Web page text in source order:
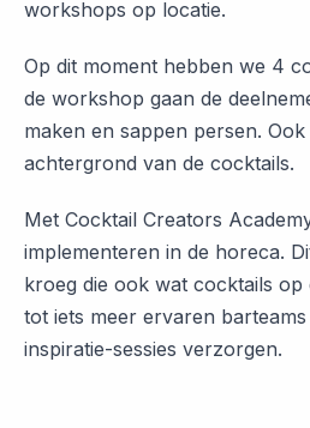
workshops op locatie.
Op dit moment hebben we 4
de workshop gaan de
maken en sappen persen.
achtergrond van de cocktails.
Met Cocktail Creators
implementeren in de horeca.
kroeg die ook wat cocktails
tot iets meer ervaren
inspiratie-sessies verzorgen.